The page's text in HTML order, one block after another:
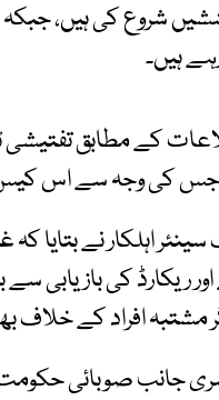
شروع کی ہیں،
ہیں۔
کے مطابق
جس کی وجہ سے اس کیس
اہلکار نے بتایا
ریکارڈ کی بازیابی
مشتبہ افراد کے خلاف
جانب صوبائی